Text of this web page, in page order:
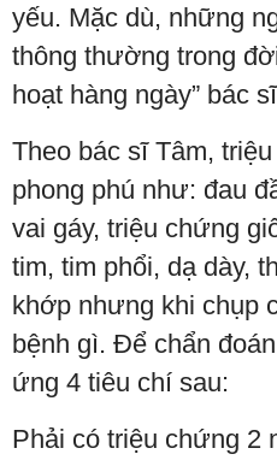
yếu. Mặc dù, những
thông thường trong
hoạt hàng ngày” bác
Theo bác sĩ Tâm,
phong phú như: đau
vai gáy, triệu chứng
tim, tim phổi, dạ dày,
khớp nhưng khi chụp
bệnh gì. Để chẩn
ứng 4 tiêu chí sau:
Phải có triệu chứng 2